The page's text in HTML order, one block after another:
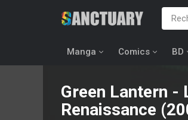
Manga Comics BD
Green Lantern -
Renaissance